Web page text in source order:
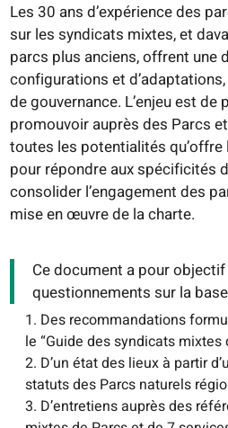
Les 30 ans d’expérience des
sur les syndicats mixtes, et
parcs plus anciens, offrent une
configurations et
de gouvernance. L’enjeu est
promouvoir auprès des Parcs
toutes les potentialités
pour répondre aux spécificités
consolider l’engagement des
mise en œuvre de la charte.
Ce document a pour objectif
questionnements sur la
Des recommandations
le “Guide des syndicats mixtes
D’un état des lieux à partir
statuts des Parcs naturels
D’entretiens auprès des